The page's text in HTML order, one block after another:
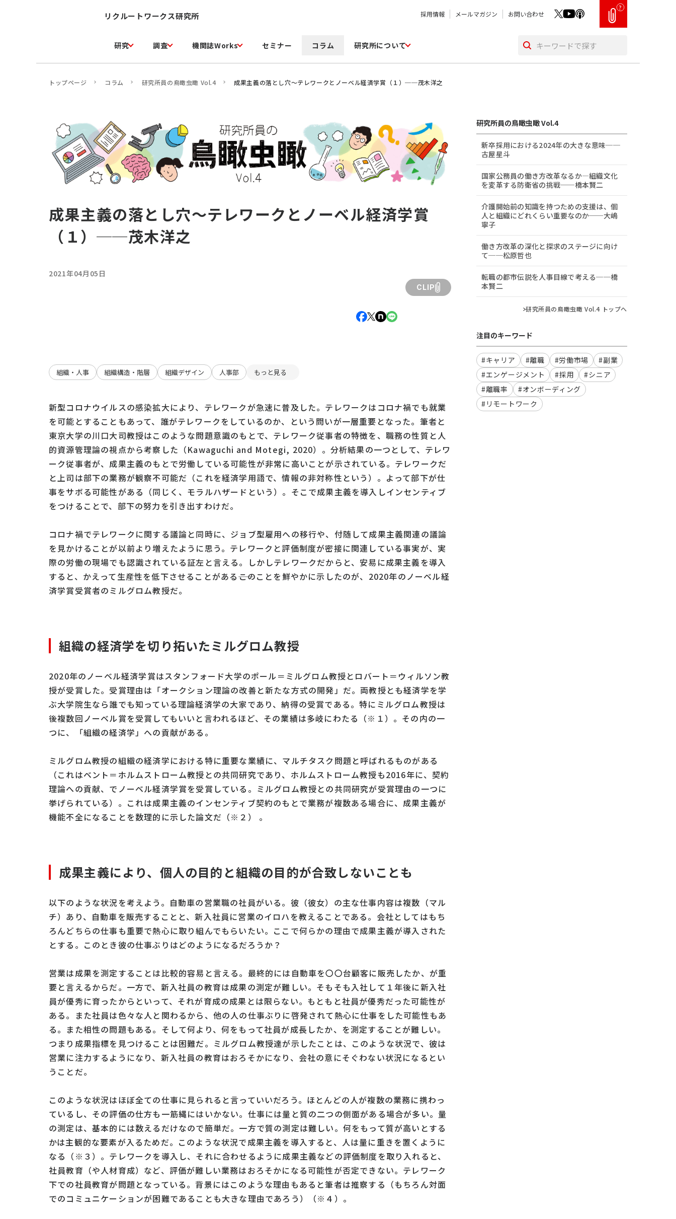
リクルートワークス研究所 採用情報 メールマガジン お問い合わせ
?
研究 調査 機関誌Works セミナー コラム 研究所について
トップページ コラム 研究所員の鳥瞰虫瞰 Vol.4 成果主義の落とし穴～テレワークとノーベル経済学賞（１）──茂木洋之
成果主義の落とし穴～テレワークとノーベル経済学賞
（１）──茂木洋之
2021年04月05日
CLIP
組織・人事 組織構造・階層 組織デザイン 人事部 もっと見る
新型コロナウイルスの感染拡大により、テレワークが急速に普及した。テレワークはコロナ禍でも就業
を可能とすることもあって、誰がテレワークをしているのか、という問いが一層重要となった。筆者と
東京大学の川口大司教授はこのような問題意識のもとで、テレワーク従事者の特徴を、職務の性質と人
的資源管理論の視点から考察した（Kawaguchi and Motegi, 2020）。分析結果の一つとして、テレワ
ーク従事者が、成果主義のもとで労働している可能性が非常に高いことが示されている。テレワークだ
と上司は部下の業務が観察不可能だ（これを経済学用語で、情報の非対称性という）。よって部下が仕
事をサボる可能性がある（同じく、モラルハザードという）。そこで成果主義を導入しインセンティブ
をつけることで、部下の努力を引き出すわけだ。
コロナ禍でテレワークに関する議論と同時に、ジョブ型雇用への移行や、付随して成果主義関連の議論
を見かけることが以前より増えたように思う。テレワークと評価制度が密接に関連している事実が、実
際の労働の現場でも認識されている証左と言える。しかしテレワークだからと、安易に成果主義を導入
すると、かえって生産性を低下させることがある――このことを鮮やかに示したのが、2020年のノーベル経
済学賞受賞者のミルグロム教授だ。
組織の経済学を切り拓いたミルグロム教授
2020年のノーベル経済学賞はスタンフォード大学のポール＝ミルグロム教授とロバート＝ウィルソン教
授が受賞した。受賞理由は「オークション理論の改善と新たな方式の開発」だ。両教授とも経済学を学
ぶ大学院生なら誰でも知っている理論経済学の大家であり、納得の受賞である。特にミルグロム教授は
後複数回ノーベル賞を受賞してもいいと言われるほど、その業績は多岐にわたる（※１）。その内の一
つに、「組織の経済学」への貢献がある。
ミルグロム教授の組織の経済学における特に重要な業績に、マルチタスク問題と呼ばれるものがある
（これはベント＝ホルムストローム教授との共同研究であり、ホルムストローム教授も2016年に、契約
理論への貢献、でノーベル経済学賞を受賞している。ミルグロム教授との共同研究が受賞理由の一つに
挙げられている）。これは成果主義のインセンティブ契約のもとで業務が複数ある場合に、成果主義が
機能不全になることを数理的に示した論文だ（※２） 。
成果主義により、個人の目的と組織の目的が合致しないことも
以下のような状況を考えよう。自動車の営業職の社員がいる。彼（彼女）の主な仕事内容は複数（マル
チ）あり、自動車を販売することと、新入社員に営業のイロハを教えることである。会社としてはもち
ろんどちらの仕事も重要で熱心に取り組んでもらいたい。ここで何らかの理由で成果主義が導入された
とする。このとき彼の仕事ぶりはどのようになるだろうか？
営業は成果を測定することは比較的容易と言える。最終的には自動車を〇〇台顧客に販売したか、が重
要と言えるからだ。一方で、新入社員の教育は成果の測定が難しい。そもそも入社して１年後に新入社
員が優秀に育ったからといって、それが育成の成果とは限らない。もともと社員が優秀だった可能性が
ある。また社員は色々な人と関わるから、他の人の仕事ぶりに啓発されて熱心に仕事をした可能性もあ
る。また相性の問題もある。そして何より、何をもって社員が成長したか、を測定することが難しい。
つまり成果指標を見つけることは困難だ。ミルグロム教授達が示したことは、このような状況で、彼は
営業に注力するようになり、新入社員の教育はおろそかになり、会社の意にそぐわない状況になるとい
うことだ。
このような状況はほぼ全ての仕事に見られると言っていいだろう。ほとんどの人が複数の業務に携わっ
ているし、その評価の仕方も一筋縄にはいかない。仕事には量と質の二つの側面がある場合が多い。量
の測定は、基本的には数えるだけなので簡単だ。一方で質の測定は難しい。何をもって質が高いとする
かは主観的な要素が入るためだ。このような状況で成果主義を導入すると、人は量に重きを置くように
なる（※３）。テレワークを導入し、それに合わせるように成果主義などの評価制度を取り入れると、
社員教育（や人材育成）など、評価が難しい業務はおろそかになる可能性が否定できない。テレワーク
下での社員教育が問題となっている。背景にはこのような理由もあると筆者は推察する（もちろん対面
でのコミュニケーションが困難であることも大きな理由であろう）（※４）。
研究所員の鳥瞰虫瞰 Vol.4
新卒採用における2024年の大きな意味──
古屋星斗
国家公務員の働き方改革なるか―組織文化
を変革する防衛省の挑戦──橋本賢二
介護開始前の知識を持つための支援は、個
人と組織にどれくらい重要なのか──大嶋
寧子
働き方改革の深化と探求のステージに向け
て──松原哲也
転職の都市伝説を人事目線で考える──橋
本賢二
研究所員の鳥瞰虫瞰 Vol.4 トップへ
注目のキーワード
#キャリア #離職 #労働市場
#副業
#エンゲージメント
#採用
#シニア
#離職率
#オンボーディング
#リモートワーク